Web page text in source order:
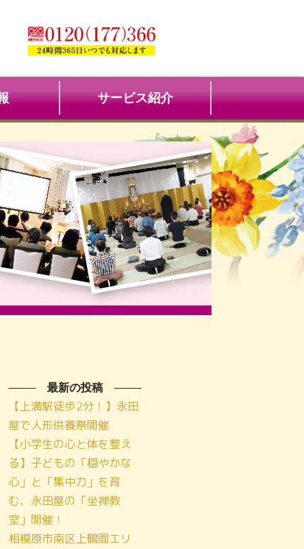
サービス紹介
最新の投稿
【上溝駅徒歩2分！】永田
屋で人形供養祭開催
【小学生の心と体を整え
る】子どもの「穏やかな
心」と「集中力」を育
む、永田屋の「坐禅教
室」開催！
相模原市南区上鶴間エリ